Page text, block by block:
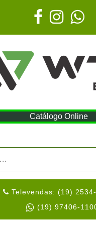
Catálogo Online
Televendas: (19)
(19) 97406-